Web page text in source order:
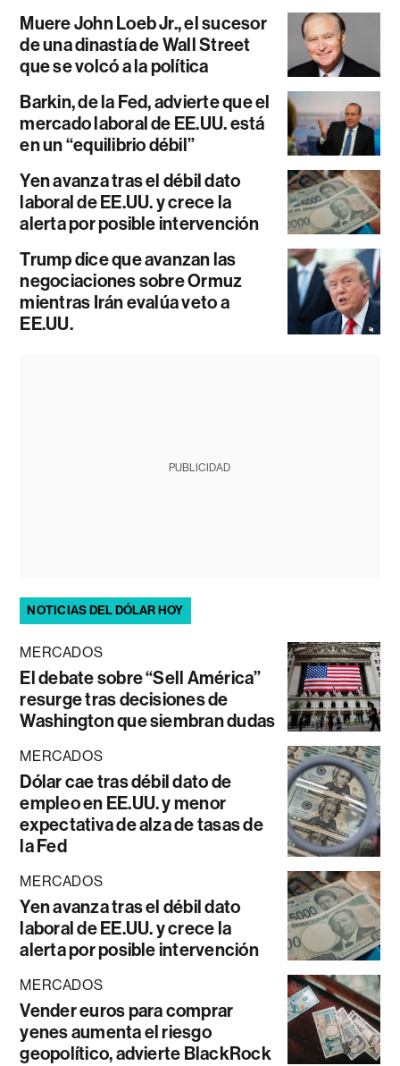
Muere John Loeb Jr., el sucesor
de una dinastía de Wall Street
que se volcó a la política
Barkin, de la Fed, advierte que el
mercado laboral de EE.UU. está
en un “equilibrio débil”
Yen avanza tras el débil dato
laboral de EE.UU. y crece la
alerta por posible intervención
Trump dice que avanzan las
negociaciones sobre Ormuz
mientras Irán evalúa veto a
EE.UU.
PUBLICIDAD
NOTICIAS DEL DÓLAR HOY
MERCADOS
El debate sobre “Sell América”
resurge tras decisiones de
Washington que siembran dudas
MERCADOS
Dólar cae tras débil dato de
empleo en EE.UU. y menor
expectativa de alza de tasas de
la Fed
MERCADOS
Yen avanza tras el débil dato
laboral de EE.UU. y crece la
alerta por posible intervención
MERCADOS
Vender euros para comprar
yenes aumenta el riesgo
geopolítico, advierte BlackRock